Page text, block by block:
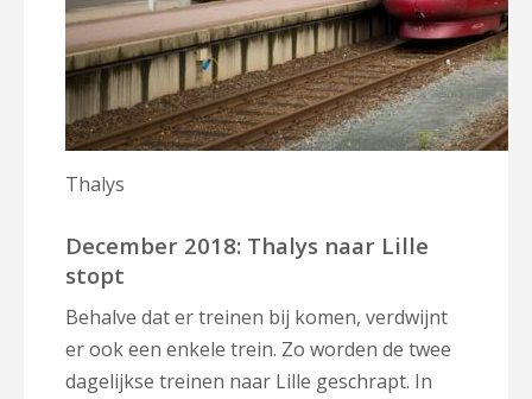
Thalys
December 2018: Thalys naar Lille
stopt
Behalve dat er treinen bij komen, verdwijnt
er ook een enkele trein. Zo worden de twee
dagelijkse treinen naar Lille geschrapt. In